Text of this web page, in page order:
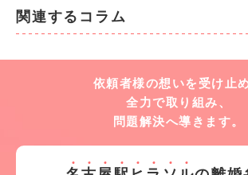
関連するコラム
依頼者様の想いを受け止め
全力で取り組み、
問題解決へ導きます。